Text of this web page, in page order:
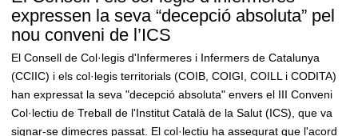
expressen la seva “decepció absoluta” pel
nou conveni de l’ICS
El Consell de Col·legis d'Infermeres i Infermers de Catalunya
(CCIIC) i els col·legis territorials (COIB, COIGI, COILL i CODITA)
han expressat la seva "decepció absoluta" envers el III Conveni
Col·lectiu de Treball de l'Institut Català de la Salut (ICS), que va
signar-se dimecres passat. El col·lectiu ha assegurat que l'acord